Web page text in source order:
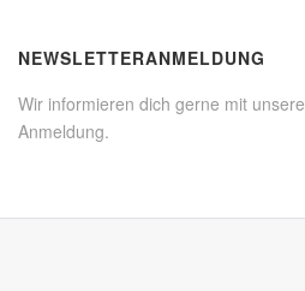
NEWSLETTERANMELDUNG
Wir informieren dich gerne mit
Anmeldung.